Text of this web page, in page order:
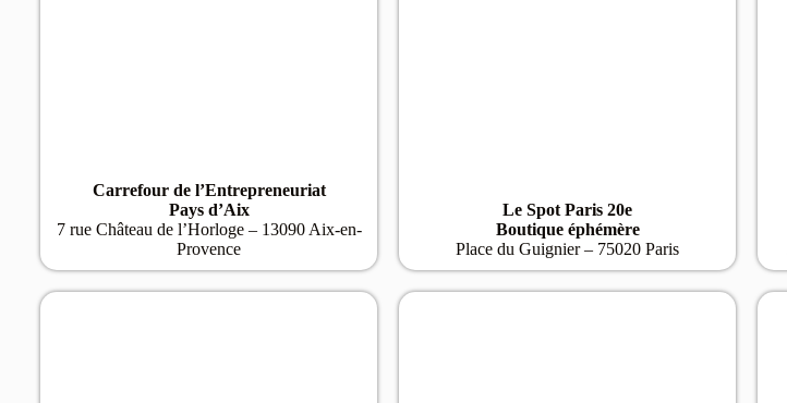
Carrefour de l’Entrepreneuriat
Pays d’Aix
7 rue Château de l’Horloge – 13090 Aix-en-
Provence
Le Spot Paris 20e
Boutique éphémère
Place du Guignier – 75020 Paris